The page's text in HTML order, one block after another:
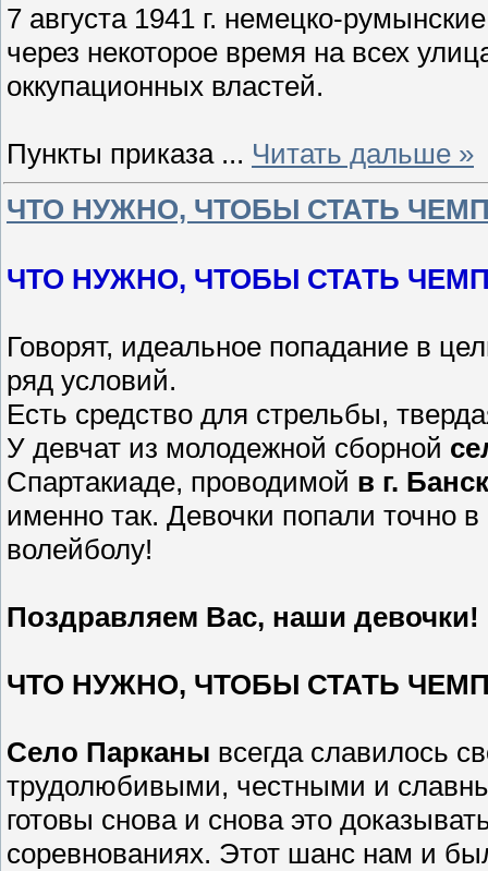
7 августа 1941 г. немецко-
через некоторое время на всех
оккупационных властей.
Пункты приказа ... Читать дальше »
ЧТО НУЖНО, ЧТОБЫ СТАТЬ
ЧТО НУЖНО, ЧТОБЫ СТАТЬ
Говорят, идеальное попадание в
ряд условий.
Есть средство для стрельбы,
У девчат из молодежной сборной
Спартакиаде, проводимой в г.
именно так. Девочки попали точно
волейболу!
Поздравляем Вас, наши девочки!
ЧТО НУЖНО, ЧТОБЫ СТАТЬ
Село Парканы всегда славилось
трудолюбивыми, честными и
готовы снова и снова это
соревнованиях. Этот шанс нам и